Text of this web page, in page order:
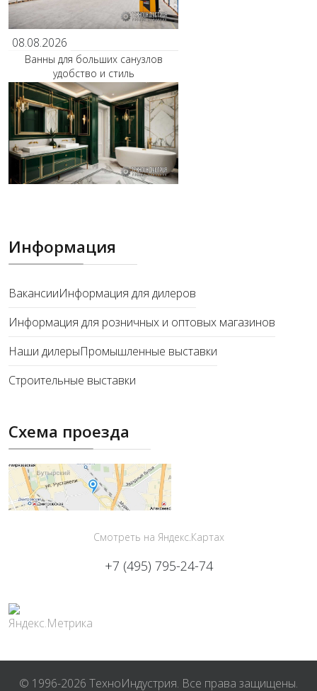
08.08.2026
Ванны для больших санузлов
удобство и стиль
Информация
ВакансииИнформация для дилеров
Информация для розничных и оптовых магазинов
Наши дилерыПромышленные выставки
Строительные выставки
Схема проезда
Смотреть на Яндекс.Картах
+7 (495) 795-24-74
© 1996-2026 ТехноИндустрия. Все права защищены.